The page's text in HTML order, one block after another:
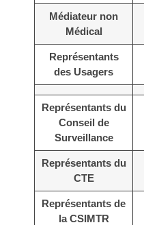
Médiateur non
Médical
Représentants
des Usagers
Représentants du
Conseil de
Surveillance
Représentants du
CTE
Représentants de
la CSIMTR